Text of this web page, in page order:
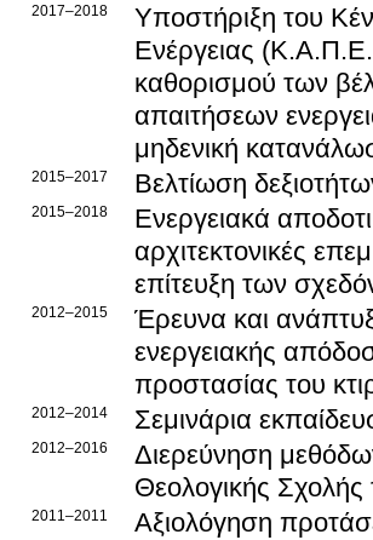
2017–2018
Υποστήριξη του
Ενέργειας
καθορισμού των
απαιτήσεων
μηδενική
2015–2017 Βελτίωση
2015–2018
Ενεργειακά
αρχιτεκτονικές
επίτευξη των
2012–2015
Έρευνα και
ενεργειακής
προστασίας του
2012–2014 Σεμινάρια
2012–2016
Διερεύνηση
Θεολογικής
2011–2011
Αξιολόγηση